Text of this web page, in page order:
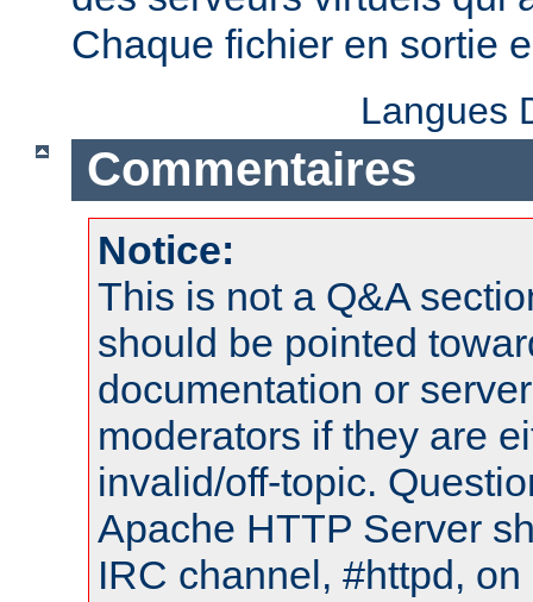
Chaque fichier en sortie
Langues
Commentaires
Notice:
This is not a Q&A
should be pointed
documentation or
moderators if they are
invalid/off-topic.
Apache HTTP Server
IRC channel, #httpd,